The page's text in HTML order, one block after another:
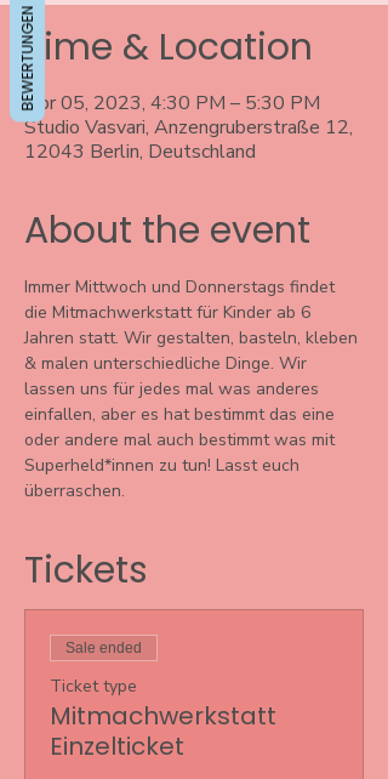
Time & Location
Apr 05, 2023, 4:30 PM – 5:30 PM
Studio Vasvari, Anzengruberstraße 12,
12043 Berlin, Deutschland
About the event
Immer Mittwoch und Donnerstags findet
die Mitmachwerkstatt für Kinder ab 6
Jahren statt. Wir gestalten, basteln, kleben
& malen unterschiedliche Dinge. Wir
lassen uns für jedes mal was anderes
einfallen, aber es hat bestimmt das eine
oder andere mal auch bestimmt was mit
Superheld*innen zu tun! Lasst euch
überraschen.
Tickets
Sale ended
Ticket type
Mitmachwerkstatt
Einzelticket
BEWERTUNGEN